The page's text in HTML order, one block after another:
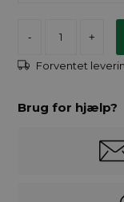
- +
Forventet
Brug for hjælp?